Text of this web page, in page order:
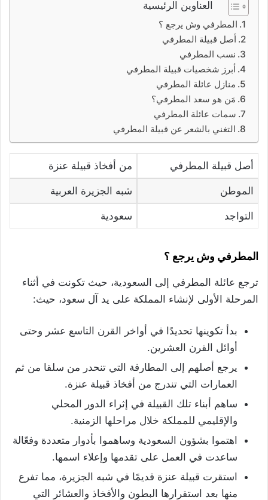
العناوين الرئيسية
المطرفي وش يرجع ؟
أصل قبيلة المطرفي
نسب المطرفي
أبرز شخصيات قبيلة المطرفي
منازل عائلة المطرفي
مَن هو سعد المطرفي؟
سمات عائلة المطرفي
التغني بالشعر عن قبيلة المطرفي
أصل قبيلة المطرفي من أفخاذ قبيلة عنزة
الموطن شبه الجزيرة العربية
التواجد سعودية
المطرفي وش يرجع ؟
ترجع عائلة المطرفي إلى السعودية، حيث تكونت في أثناء
المرحلة الأولى لإنشاء المملكة على يد آل سعود، حيث:
بدأ تكوينها تحديدًا في أواخر القرن التاسع عشر وحتى
أوائل القرن العشرين.
يرجع أصلهم إلى المطارفة التي تنحدر من سلقا من ثم
العمارات التي تندرج من أفخاذ قبيلة عنزة.
ساهم أبناء تلك القبيلة في إثراء الدور المحلي
والإقليمي للمملكة خلال مراحلها الزمنية.
اهتموا بشؤون السعودية وساهموا بأدوار متعددة وفعّالة
ساعدت في العمل على تقدمها وإعلاء اسمها.
استقرت قبيلة عنزة قديمًا في شبه الجزيرة، مما تفرع
منها بعد استقرارها البطون والأفخاذ والعشائر التي